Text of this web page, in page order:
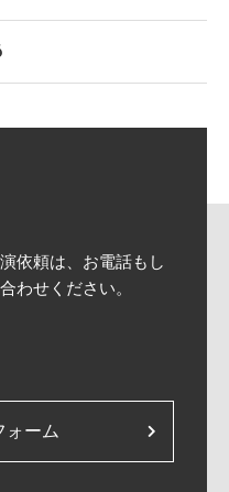
依頼は、 お電話もし
わせください。
ォーム